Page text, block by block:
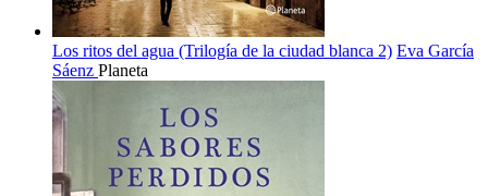
Los ritos del agua (Trilogía de la ciudad blanca 2) Eva García
Sáenz Planeta